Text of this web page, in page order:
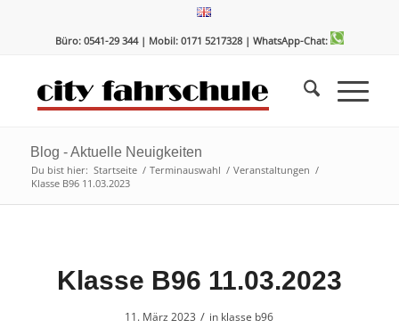
Büro: 0541-29 344 | Mobil: 0171 5217328 | WhatsApp-Chat:
Blog - Aktuelle Neuigkeiten
Du bist hier: Startseite / Terminauswahl / Veranstaltungen /
Klasse B96 11.03.2023
Klasse B96 11.03.2023
11. März 2023 / in klasse b96